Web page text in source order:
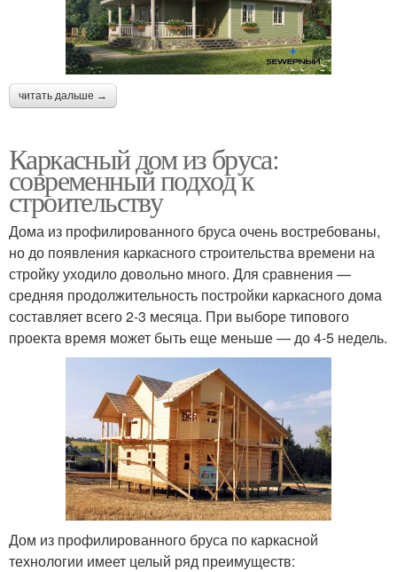
читать дальше →
Каркасный дом из бруса:
современный подход к
строительству
Дома из профилированного бруса очень востребованы,
но до появления каркасного строительства времени на
стройку уходило довольно много. Для сравнения —
средняя продолжительность постройки каркасного дома
составляет всего 2-3 месяца. При выборе типового
проекта время может быть еще меньше — до 4-5 недель.
Дом из профилированного бруса по каркасной
технологии имеет целый ряд преимуществ: